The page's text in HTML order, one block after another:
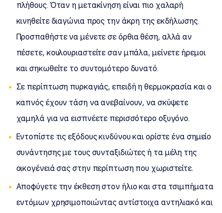
πλήθους. Όταν η μετακίνηση είναι πιο χαλαρή
κινηθείτε διαγώνια προς την άκρη της εκδήλωσης.
Προσπαθήστε να μένετε σε όρθια θέση, αλλά αν
πέσετε, κουλουριαστείτε σαν μπάλα, μείνετε ήρεμοι
και σηκωθείτε το συντομότερο δυνατό.
Σε περίπτωση πυρκαγιάς, επειδή η θερμοκρασία και ο
καπνός έχουν τάση να ανεβαίνουν, να σκύψετε
χαμηλά για να εισπνέετε περισσότερο οξυγόνο.
Εντοπίστε τις εξόδους κινδύνου και ορίστε ένα σημείο
συνάντησης με τους συνταξιδιώτες ή τα μέλη της
οικογένειά σας στην περίπτωση που χωριστείτε.
Αποφύγετε την έκθεση στον ήλιο και στα τσιμπήματα
εντόμων χρησιμοποιώντας αντίστοιχα αντηλιακό και